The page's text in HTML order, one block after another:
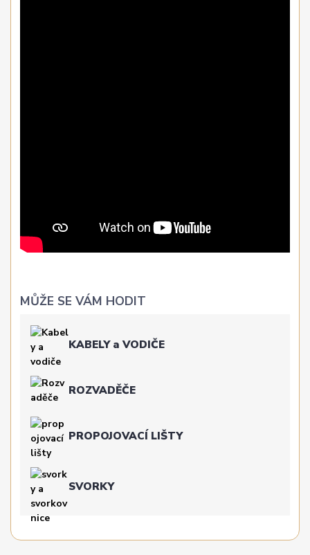
MŮŽE SE VÁM HODIT
KABELY a VODIČE
ROZVADĚČE
PROPOJOVACÍ LIŠTY
SVORKY